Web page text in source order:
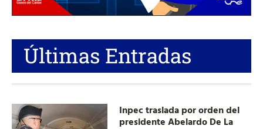
Últimas Entradas
Inpec traslada por orden del
presidente Abelardo De La